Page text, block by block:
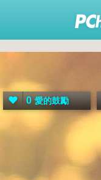
0 愛的鼓勵